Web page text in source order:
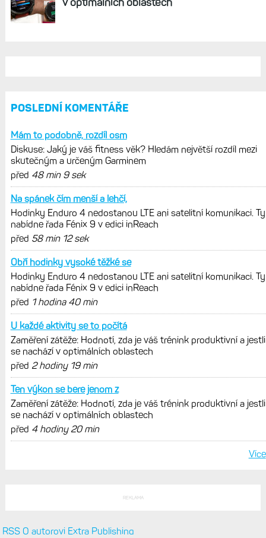
Zaměření zátěže: Hodnotí, zda je váš
trénink produktivní a jestli se nachází
v optimálních oblastech
POSLEDNÍ KOMENTÁŘE
Na spánek čím menší a lehčí,